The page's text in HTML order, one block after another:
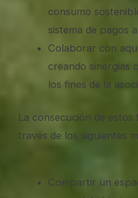
consumo
sistema de pagos
Colaborar con
creando sinergias
los fines de la
La consecución de estos
través de los siguientes
Compartir un